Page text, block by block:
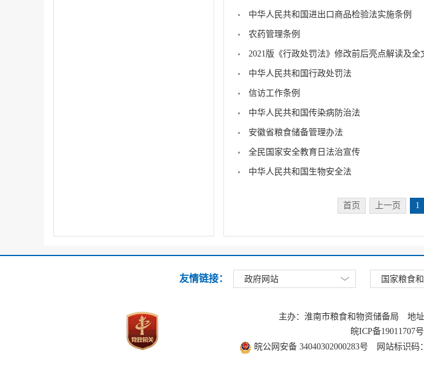
中华人民共和国进出口商品检验法实施条例
农药管理条例
2021版《行政处罚法》修改前后亮点解读及全
中华人民共和国行政处罚法
信访工作条例
中华人民共和国传染病防治法
安徽省粮食储备管理办法
全民国家安全教育日法治宣传
中华人民共和国生物安全法
首页 上一页 1
友情链接： 政府网站
主办：淮南市粮食和物资储备局 地
皖ICP备19011707
皖公网安备 34040302000283号
网站标识码